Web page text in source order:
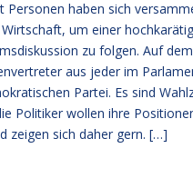
Personen haben sich
um einer hochkarätig
zu folgen. Auf
aus jeder im
Partei. Es sind
Politiker wollen ihre
zeigen sich daher gern. […]